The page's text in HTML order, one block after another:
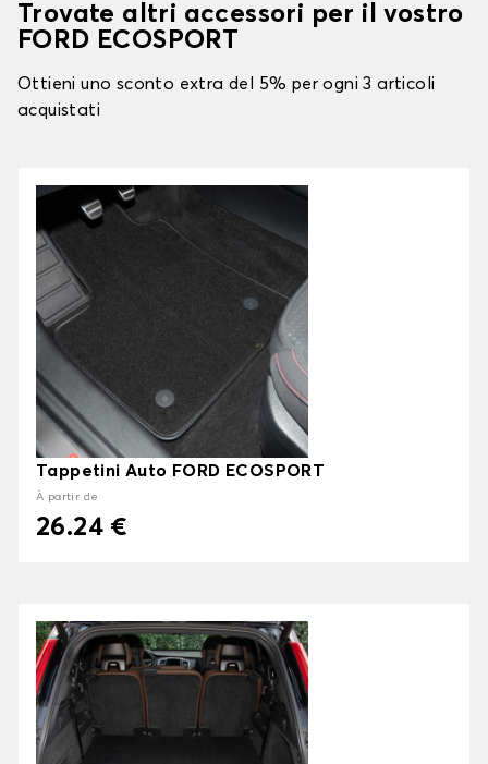
Trovate altri accessori per il vostro
FORD ECOSPORT
Ottieni uno sconto extra del 5% per ogni 3 articoli
acquistati
Tappetini Auto FORD ECOSPORT
À partir de
26.24 €